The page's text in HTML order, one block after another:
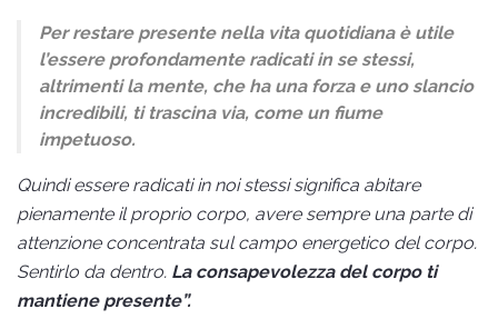
Per restare presente nella vita quotidiana è utile
l’essere profondamente radicati in se stessi,
altrimenti la mente, che ha una forza e uno slancio
incredibili, ti trascina via, come un fiume
impetuoso.
Quindi essere radicati in noi stessi significa abitare
pienamente il proprio corpo, avere sempre una parte di
attenzione concentrata sul campo energetico del corpo.
Sentirlo da dentro. La consapevolezza del corpo ti
mantiene presente”.